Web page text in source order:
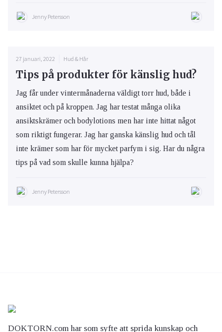
Jenny Petersson
27 januari, 2022 Hud & Hår
Tips på produkter för känslig hud?
Jag får under vintermånaderna väldigt torr hud, både i
ansiktet och på kroppen. Jag har testat många olika
ansiktskrämer och bodylotions men har inte hittat något
som riktigt fungerar. Jag har ganska känslig hud och tål
inte krämer som har för mycket parfym i sig. Har du några
tips på vad som skulle kunna hjälpa?
Jenny Petersson
DOKTORN.com har som syfte att sprida kunskap och